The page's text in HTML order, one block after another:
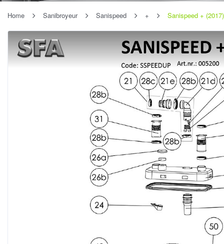
Home Sanibroyeur Sanispeed + Sanispeed + (2017)